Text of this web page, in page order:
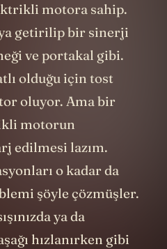
motora sahip.
getirilip bir sinerji
ve portakal gibi.
olduğu için tost
oluyor. Ama bir
motorun
edilmesi lazım.
o kadar da
şöyle çözmüşler.
ya da
hızlanırken gibi